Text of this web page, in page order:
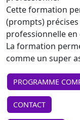
Cette formation
(prompts)
professionnelle
La formation
comme un super
PROGRAMME
CONTACT